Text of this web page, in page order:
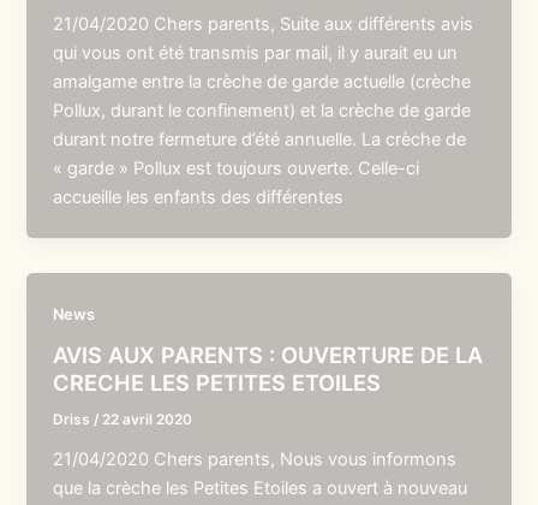
21/04/2020 Chers parents, Suite aux différents avis
qui vous ont été transmis par mail, il y aurait eu un
amalgame entre la crèche de garde actuelle (crèche
Pollux, durant le confinement) et la crèche de garde
durant notre fermeture d’été annuelle. La crèche de
« garde » Pollux est toujours ouverte. Celle-ci
accueille les enfants des différentes
News
AVIS AUX PARENTS : OUVERTURE DE LA
CRECHE LES PETITES ETOILES
Driss / 22 avril 2020
21/04/2020 Chers parents, Nous vous informons
que la crèche les Petites Etoiles a ouvert à nouveau